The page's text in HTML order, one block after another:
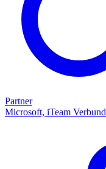
Partner
Microsoft, iTeam Verbund